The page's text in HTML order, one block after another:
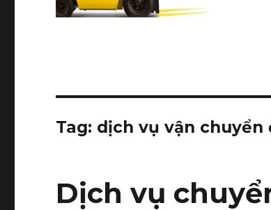
Tag: dịch vụ vận chuyển
Dịch vụ